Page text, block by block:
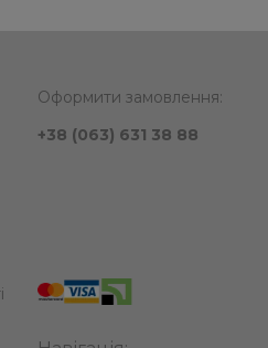
Оформити замовлення:
+38 (063) 631 38 88